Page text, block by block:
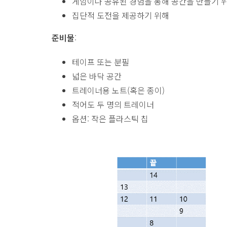
집단적 도전을 제공하기 위해
준비물:
테이프 또는 분필
넓은 바닥 공간
트레이너용 노트(혹은 종이)
적어도 두 명의 트레이너
옵션: 작은 플라스틱 칩